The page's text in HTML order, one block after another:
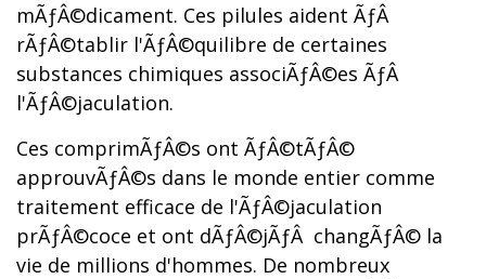
mÃƒÂ©dicament. Ces pilules aident ÃƒÂ
rÃƒÂ©tablir l'ÃƒÂ©quilibre de certaines
substances chimiques associÃƒÂ©es ÃƒÂ
l'ÃƒÂ©jaculation.
Ces comprimÃƒÂ©s ont ÃƒÂ©tÃƒÂ©
approuvÃƒÂ©s dans le monde entier comme
traitement efficace de l'ÃƒÂ©jaculation
prÃƒÂ©coce et ont dÃƒÂ©jÃƒÂ changÃƒÂ© la
vie de millions d'hommes. De nombreux